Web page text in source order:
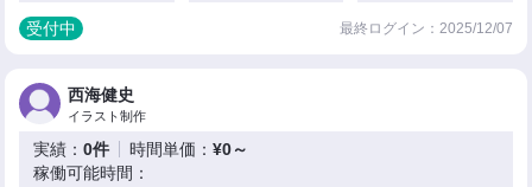
受付中 最終ログイン：2025/12/07
西海健史
イラスト制作
実績：0件 時間単価：¥0～
稼働可能時間：